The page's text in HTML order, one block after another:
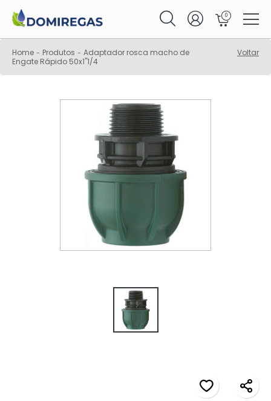
0
Home - Produtos - Adaptador rosca macho de
Engate Rápido 50x1"1/4
Voltar